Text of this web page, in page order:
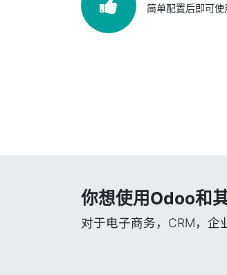
简单配置后即可使
你想使用Odoo和
对于电子商务，CRM，企